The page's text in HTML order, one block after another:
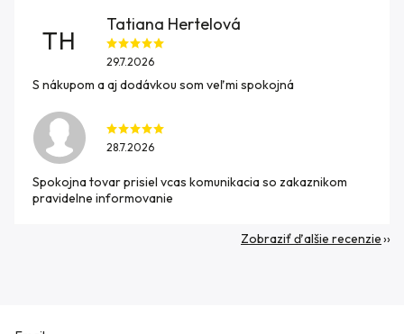
TH
Tatiana Hertelová
29.7.2026
S nákupom a aj dodávkou som veľmi spokojná
28.7.2026
Spokojna tovar prisiel vcas komunikacia so zakaznikom
pravidelne informovanie
Zobraziť ďalšie recenzie